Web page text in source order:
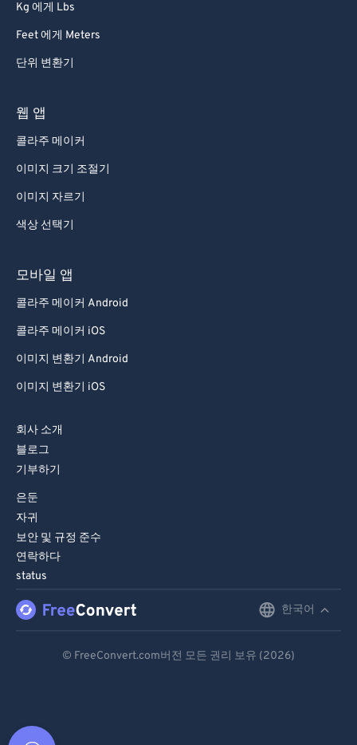
Kg 에게 Lbs
Feet 에게 Meters
단위 변환기
웹 앱
콜라주 메이커
이미지 크기 조절기
이미지 자르기
색상 선택기
모바일 앱
콜라주 메이커 Android
콜라주 메이커 iOS
이미지 변환기 Android
이미지 변환기 iOS
회사 소개
블로그
기부하기
은둔
자귀
보안 및 규정 준수
연락하다
status
한국어
© FreeConvert.com버전 모든 권리 보유 (2026)